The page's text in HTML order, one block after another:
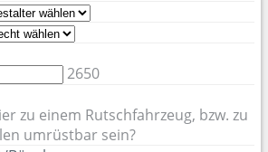
2650
zu einem Rutschfahrzeug, bzw. zu
umrüstbar sein?